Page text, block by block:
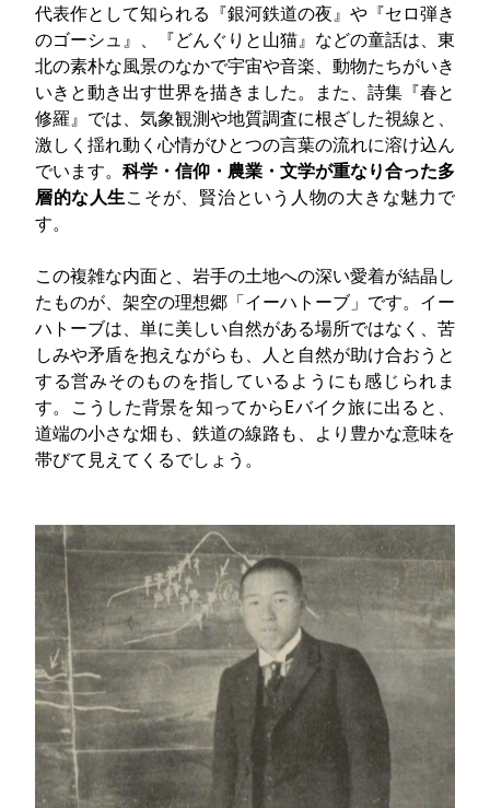
代表作として知られる『銀河鉄道の夜』や『セロ弾き
のゴーシュ』、『どんぐりと山猫』などの童話は、東
北の素朴な風景のなかで宇宙や音楽、動物たちがいき
いきと動き出す世界を描きました。また、詩集『春と
修羅』では、気象観測や地質調査に根ざした視線と、
激しく揺れ動く心情がひとつの言葉の流れに溶け込ん
でいます。 科学・信仰・農業・文学が重なり合った多
層的な人生こそが、賢治という人物の大きな魅力で
す。
この複雑な内面と、岩手の土地への深い愛着が結晶し
たものが、架空の理想郷「イーハトーブ」です。イー
ハトーブは、単に美しい自然がある場所ではなく、苦
しみや矛盾を抱えながらも、人と自然が助け合おうと
する営みそのものを指しているようにも感じられま
す。こうした背景を知ってからEバイク旅に出ると、
道端の小さな畑も、鉄道の線路も、より豊かな意味を
帯びて見えてくるでしょう。